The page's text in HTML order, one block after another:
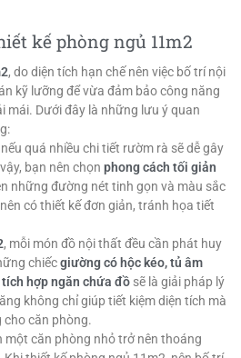
kế phòng ngủ 11m2
, do diện tích hạn chế nên việc bố trí nội
kỹ lưỡng để vừa đảm bảo công năng
mái. Dưới đây là những lưu ý quan
quá nhiều chi tiết rườm rà sẽ dễ gây
bạn nên chọn phong cách tối giản
những đường nét tinh gọn và màu sắc
có thiết kế đơn giản, tránh họa tiết
, mỗi món đồ nội thất đều cần phát huy
chiếcgiường có hộc kéo, tủ âm
hợp ngăn chứa đồ sẽ là giải pháp lý
không chỉ giúp tiết kiệm diện tích mà
căn phòng.
một căn phòng nhỏ trở nên thoáng